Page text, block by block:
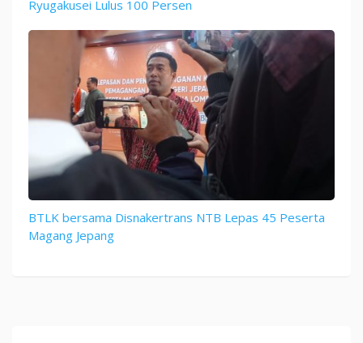
Ryugakusei Lulus 100 Persen
BTLK bersama Disnakertrans NTB Lepas 45 Peserta
Magang Jepang